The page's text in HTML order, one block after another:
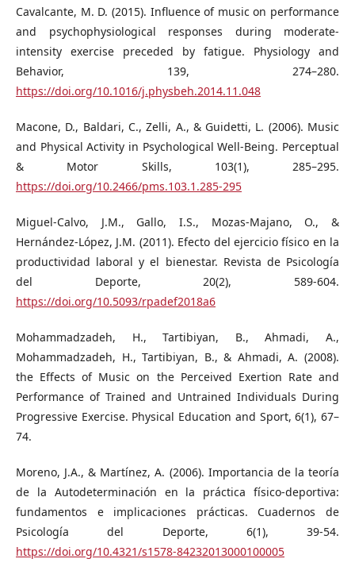
Cavalcante, M. D. (2015). Influence of music on performance
and psychophysiological responses during moderate-
intensity exercise preceded by fatigue. Physiology and
Behavior, 139, 274–280.
https://doi.org/10.1016/j.physbeh.2014.11.048
Macone, D., Baldari, C., Zelli, A., & Guidetti, L. (2006). Music
and Physical Activity in Psychological Well-Being. Perceptual
& Motor Skills, 103(1), 285–295.
https://doi.org/10.2466/pms.103.1.285-295
Miguel-Calvo, J.M., Gallo, I.S., Mozas-Majano, O., &
Hernández-López, J.M. (2011). Efecto del ejercicio físico en la
productividad laboral y el bienestar. Revista de Psicología
del Deporte, 20(2), 589-604.
https://doi.org/10.5093/rpadef2018a6
Mohammadzadeh, H., Tartibiyan, B., Ahmadi, A.,
Mohammadzadeh, H., Tartibiyan, B., & Ahmadi, A. (2008).
the Effects of Music on the Perceived Exertion Rate and
Performance of Trained and Untrained Individuals During
Progressive Exercise. Physical Education and Sport, 6(1), 67–
74.
Moreno, J.A., & Martínez, A. (2006). Importancia de la teoría
de la Autodeterminación en la práctica físico-deportiva:
fundamentos e implicaciones prácticas. Cuadernos de
Psicología del Deporte, 6(1), 39-54.
https://doi.org/10.4321/s1578-84232013000100005